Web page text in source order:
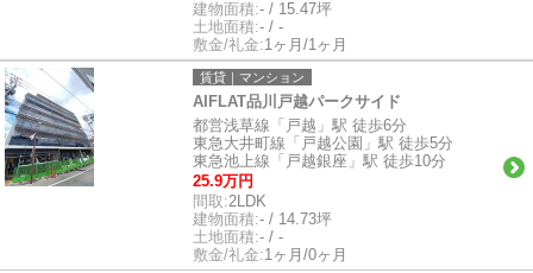
建物面積:- / 15.47坪
土地面積:- / -
敷金/礼金:1ヶ月/1ヶ月
賃貸｜マンション
AIFLAT品川戸越パークサイド
都営浅草線「戸越」駅 徒歩6分
東急大井町線「戸越公園」駅 徒歩5分
東急池上線「戸越銀座」駅 徒歩10分
25.9万円
間取:2LDK
建物面積:- / 14.73坪
土地面積:- / -
敷金/礼金:1ヶ月/0ヶ月